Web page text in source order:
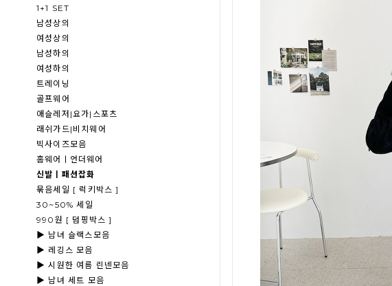
1+1 SET
남성상의
여성상의
남성하의
여성하의
트레이닝
골프웨어
애슬레저|요가|스포츠
래쉬가드|비치웨어
빅사이즈모음
홈웨어ㅣ언더웨어
신발ㅣ패션잡화
묶음세일 [ 럭키박스 ]
30~50% 세일
990원 [ 덤핑박스 ]
▶ 남녀 슬랙스모음
▶ 레깅스 모음
▶ 시원한 여름 린넨모음
▶ 남녀 세트 모음